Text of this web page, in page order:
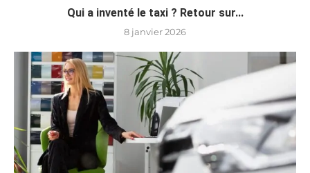
Qui a inventé le taxi ? Retour sur...
8 janvier 2026